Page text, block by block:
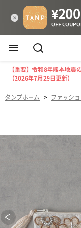
【重要】令和8年熊本地
（2026年7月29日更新）
タンプホーム > ファッシ